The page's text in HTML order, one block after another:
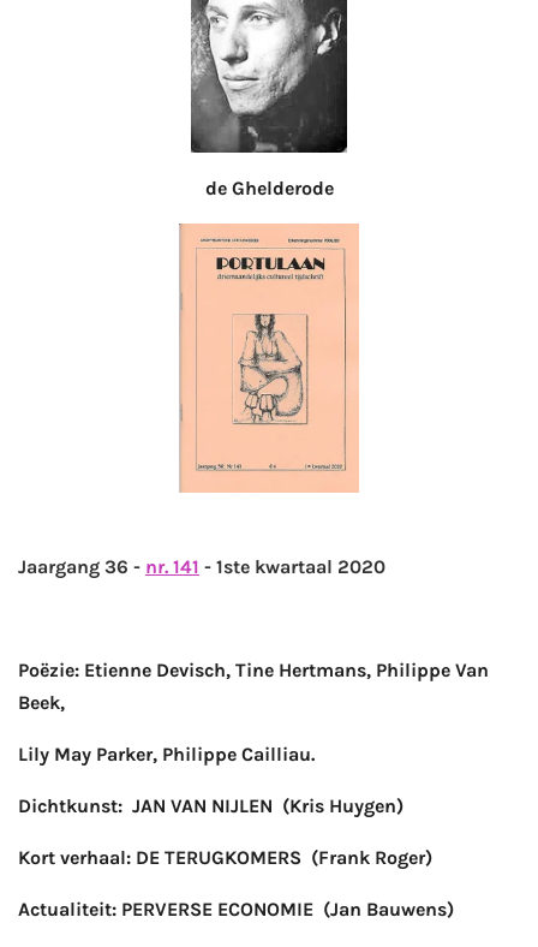
de Ghelderode
Jaargang 36 - nr. 141 - 1ste kwartaal 2020
Poëzie: Etienne Devisch, Tine Hertmans, Philippe Van
Beek,
Lily May Parker, Philippe Cailliau.
Dichtkunst: JAN VAN NIJLEN (Kris Huygen)
Kort verhaal: DE TERUGKOMERS (Frank Roger)
Actualiteit: PERVERSE ECONOMIE (Jan Bauwens)